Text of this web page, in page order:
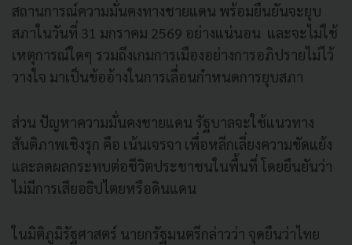
สถานการณ์ความมั่นคงทางชายแดน พร้อมยืนยันจะยุบ
สภาในวันที่ 31 มกราคม 2569 อย่างแน่นอน และจะไม่ใช้
เหตุการณ์ใดๆ รวมถึงเกมการเมืองอย่างการอภิปรายไม่ไว้
วางใจ มาเป็นข้ออ้างในการเลื่อนกำหนดการยุบสภา
ส่วน ปัญหาความมั่นคงชายแดน รัฐบาลจะใช้แนวทาง
สันติภาพเชิงรุก คือ เน้นเจรจา เพื่อหลีกเลี่ยงความขัดแย้ง
และลดผลกระทบต่อชีวิตประชาชนในพื้นที่ โดยยืนยันว่า
ไม่มีการเสียอธิปไตยหรือดินแดน
ในมิติภูมิรัฐศาสตร์ นายกรัฐมนตรีกล่าวว่า จุดยืนว่าไทย